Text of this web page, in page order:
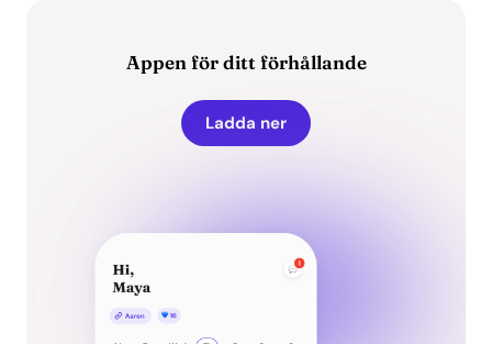
Appen för ditt förhållande
Ladda ner